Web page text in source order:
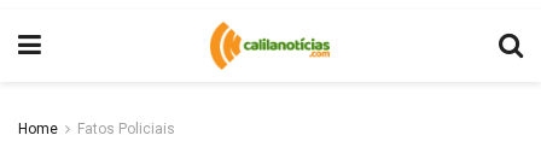
Home Fatos Policiais